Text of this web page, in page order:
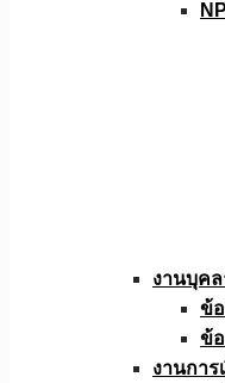
งานบุค
ข้
ข้
งานการ